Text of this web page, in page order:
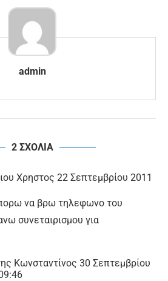
admin
2 ΣΧΟΛΙΑ
Χρηστος 22 Σεπτεμβρίου 2011
να βρω τηλεφωνο του
συνεταιρισμου για
Κωνσταντίνος 30 Σεπτεμβρίου